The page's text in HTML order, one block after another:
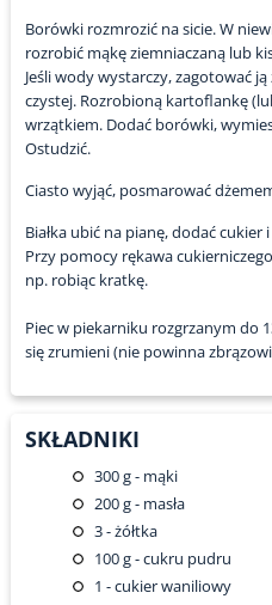
Borówki rozmrozić na sicie. W
rozrobić mąkę ziemniaczaną lub
Jeśli wody wystarczy, zagotować
czystej. Rozrobioną kartoflankę
wrzątkiem. Dodać borówki,
Ostudzić.
Ciasto wyjąć, posmarować
Białka ubić na pianę, dodać cukier
Przy pomocy rękawa
np. robiąc kratkę.
Piec w piekarniku rozgrzanym do
się zrumieni (nie powinna
SKŁADNIKI
300g - mąki
200g - masła
3- żółtka
100g - cukru pudru
1 - cukier waniliowy